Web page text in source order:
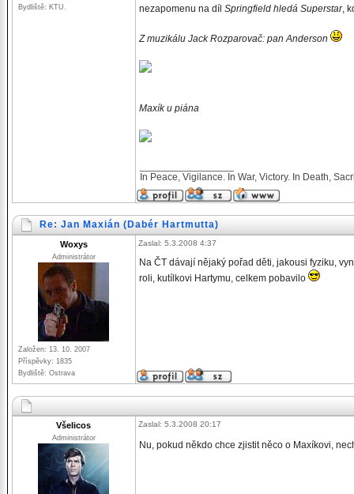
Bydliště: KTU.
nezapomenu na díl Springfield hledá Superstar,
Z muzikálu Jack Rozparovač: pan Anderson
Maxík u piána
In Peace, Vigilance. In War, Victory. In Death,
Re: Jan Maxián (Dabér Hartmutta)
Woxys
Administrátor
Založen: 13. 10. 2007
Příspěvky: 1835
Bydliště: Ostrava
Zaslal: 5.3.2008 4:37
Na ČT dávají nějaký pořad děti, jakousi fyziku,
roli, kutílkovi Hartymu, celkem pobavilo
Všelicos
Administrátor
Zaslal: 5.3.2008 20:17
Nu, pokud někdo chce zjistit něco o Maxíkovi,